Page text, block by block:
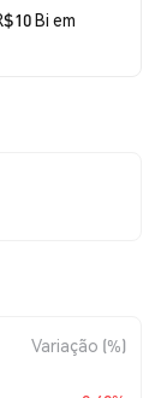
Bi em
Variação (%)